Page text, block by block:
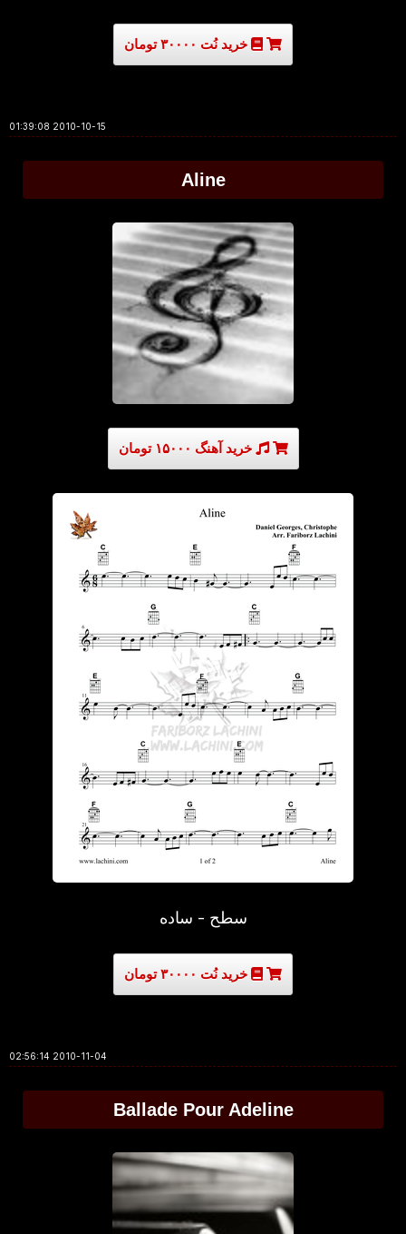
خرید نُت ۳۰۰۰۰ تومان
2010-10-15 01:39:08
Aline
خرید آهنگ ۱۵۰۰۰ تومان
سطح - ساده
خرید نُت ۳۰۰۰۰ تومان
2010-11-04 02:56:14
Ballade Pour Adeline